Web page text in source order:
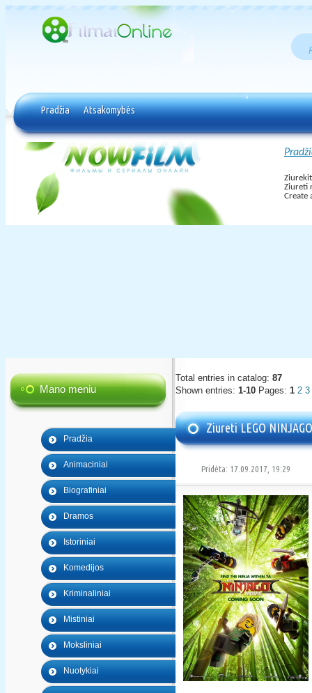
Pradžia Atsakomybės
Mano meniu
Pradžia
Animaciniai
Biografiniai
Dramos
Istoriniai
Komedijos
Kriminaliniai
Mistiniai
Moksliniai
Nuotykiai
Total entries in catalog: 87
Shown entries: 1-10 Pages: 1 2 3
Ziureti LEGO
Pridėta: 17.09.2017, 19:29
Ziureti
Create